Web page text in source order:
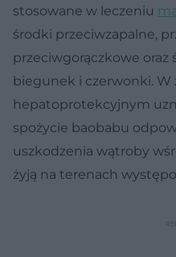
stosowane w leczeniu
środki przeciwzapalne,
przeciwgorączkowe oraz
biegunek i czerwonki. W
hepatoprotekcyjnym
spożycie baobabu
uszkodzenia wątroby
żyją na terenach